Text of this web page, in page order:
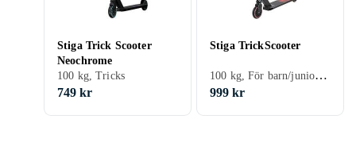
Stiga Trick Scooter
Neochrome
100 kg, Tricks
749 kr
Stiga TrickScooter
100 kg, För barn/junior, Tricks
999 kr